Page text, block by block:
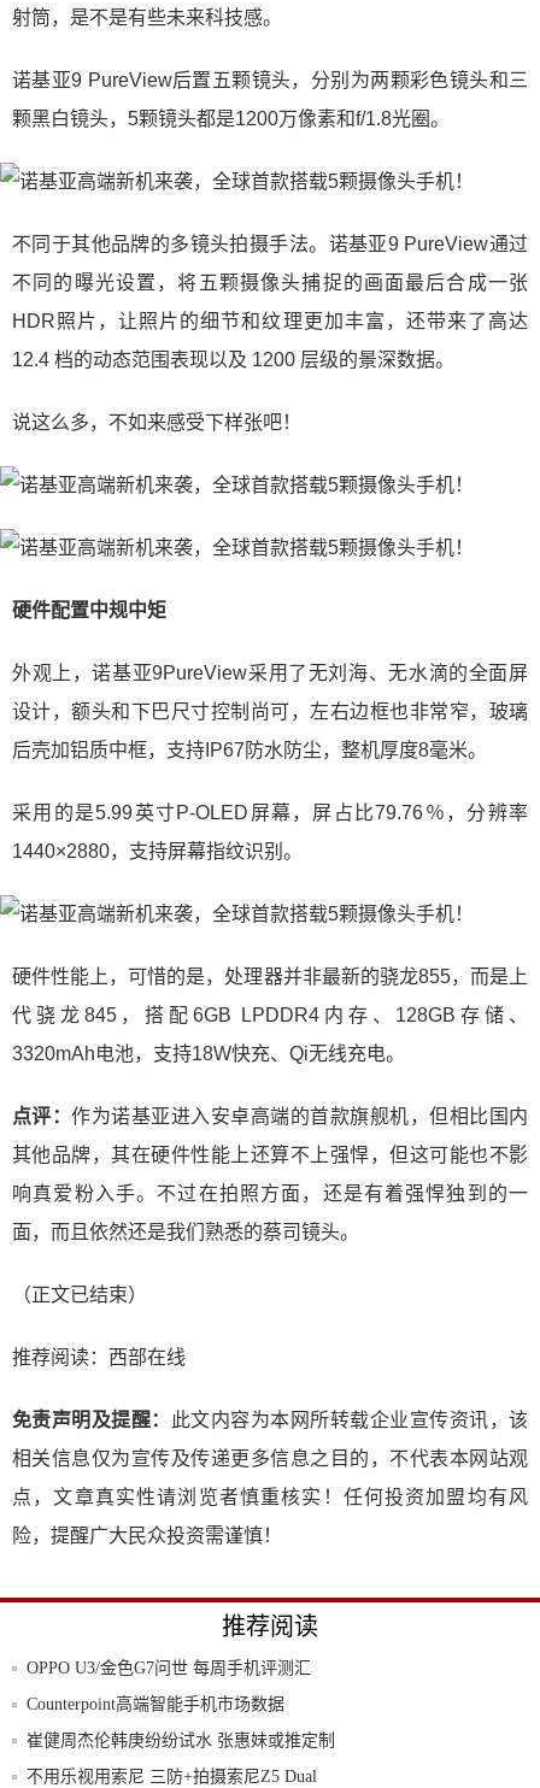
射筒，是不是有些未来科技感。
诺基亚9 PureView后置五颗镜头，分别为两颗彩色镜头和三
颗黑白镜头，5颗镜头都是1200万像素和f/1.8光圈。
不同于其他品牌的多镜头拍摄手法。诺基亚9 PureView通过
不同的曝光设置，将五颗摄像头捕捉的画面最后合成一张
HDR照片，让照片的细节和纹理更加丰富，还带来了高达
12.4 档的动态范围表现以及 1200 层级的景深数据。
说这么多，不如来感受下样张吧！
硬件配置中规中矩
外观上，诺基亚9PureView采用了无刘海、无水滴的全面屏
设计，额头和下巴尺寸控制尚可，左右边框也非常窄，玻璃
后壳加铝质中框，支持IP67防水防尘，整机厚度8毫米。
采用的是5.99英寸P-OLED屏幕，屏占比79.76％，分辨率
1440×2880，支持屏幕指纹识别。
硬件性能上，可惜的是，处理器并非最新的骁龙855，而是上
代骁龙845，搭配6GB LPDDR4内存、128GB存储、
3320mAh电池，支持18W快充、Qi无线充电。
点评：作为诺基亚进入安卓高端的首款旗舰机，但相比国内
其他品牌，其在硬件性能上还算不上强悍，但这可能也不影
响真爱粉入手。不过在拍照方面，还是有着强悍独到的一
面，而且依然还是我们熟悉的蔡司镜头。
（正文已结束）
推荐阅读： 西部在线
免责声明及提醒：
此文内容为本网所转载企业宣传资讯，该
相关信息仅为宣传及传递更多信息之目的，不代表本网站观
点，文章真实性请浏览者慎重核实！任何投资加盟均有风
险，提醒广大民众投资需谨慎！
推荐阅读
OPPO U3/金色G7问世 每周手机评测汇
Counterpoint高端智能手机市场数据
崔健周杰伦韩庚纷纷试水 张惠妹或推定制
手机？
不用乐视用索尼 三防+拍摄索尼Z5 Dual